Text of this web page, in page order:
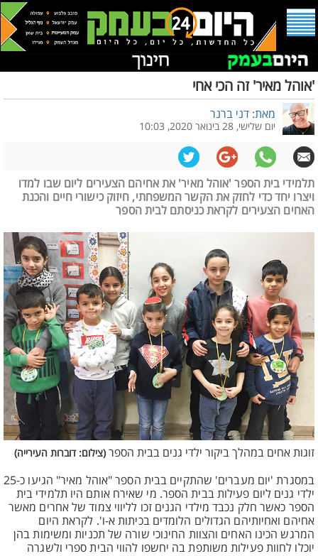
'אוהל מאיר' זה הכי אחי
מאת: דני ברנר
יום שלישי, 28 בינואר 2020, 10:03
תלמידי בית הספר 'אוהל מאיר' את אחיהם הצעירים ליום שבו למדו
ויצרו יחד כדי לחזק את הקשר המשפחתי, חיזוק כישורי חיים והכנת
האחים הצעירים לקראת כניסתם לבית הספר
זוגות אחים במהלך ביקור ילדי גנים בבית הספר (צילום: דוברות העירייה)
במסגרת 'יום מעברים' שהתקיים בבית הספר "אוהל מאיר" הגיעו כ-25
ילדי גנים ליום פעילות בבית הספר. מי שאירח אותם היו תלמידי בית
הספר כאשר חלק נכבד מילדי הגנים זכו לליווי צמוד של אחרים מאשר
אחיהם ואחיותיהם הגדולים הלומדים בכיתות א-ו'. לקראת היום
המרגש הכינו האחים והצוות החינוכי שורה של תכניות ומשימות בהן
יוכלו לחוות פעילות משותפת בה יחשפו להווי הבית ספרי ולשגרה